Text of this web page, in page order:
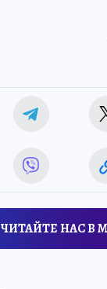
ЧИТАЙТЕ НАС В